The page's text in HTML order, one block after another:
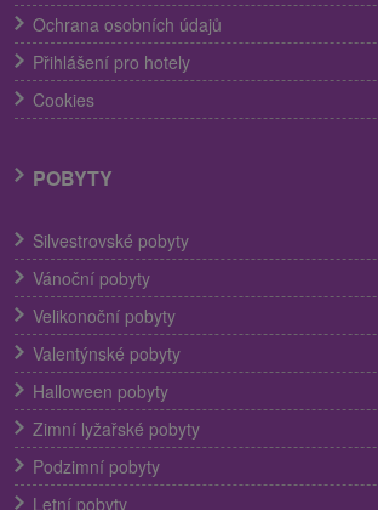
Ochrana osobních údajů
Přihlášení pro hotely
Cookies
POBYTY
Silvestrovské pobyty
Vánoční pobyty
Velikonoční pobyty
Valentýnské pobyty
Halloween pobyty
Zimní lyžařské pobyty
Podzimní pobyty
Letní pobyty